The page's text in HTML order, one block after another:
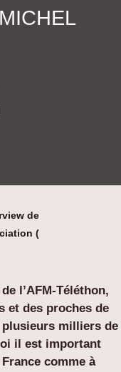
de
(
l’AFM-Téléthon,
et des proches de
plusieurs milliers de
il est important
comme à